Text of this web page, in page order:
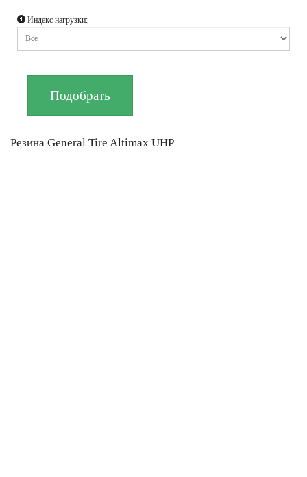
Индекс нагрузки:
Резина General Tire Altimax UHP